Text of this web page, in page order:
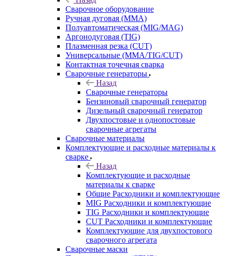
Сварочное оборудование
Ручная дуговая (MMA)
Полуавтоматическая (MIG/MAG)
Аргонодуговая (TIG)
Плазменная резка (CUT)
Универсальные (MMA/TIG/CUT)
Контактная точечная сварка
Сварочные генераторы
Назад
Сварочные генераторы
Бензиновый сварочный генератор
Дизельный сварочный генератор
Двухпостовые и однопостовые
сварочные агрегаты
Сварочные материалы
Комплектующие и расходные материалы к
сварке
Назад
Комплектующие и расходные
материалы к сварке
Общие Расходники и комплектующие
MIG Расходники и комплектующие
TIG Расходники и комплектующие
CUT Расходники и комплектующие
Комплектующие для двухпостового
сварочного агрегата
Сварочные маски